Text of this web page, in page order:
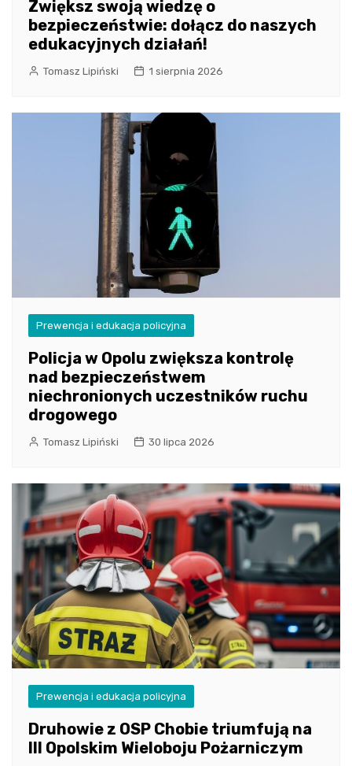
Zwiększ swoją wiedzę o
bezpieczeństwie: dołącz do naszych
edukacyjnych działań!
Tomasz Lipiński 1 sierpnia 2026
Prewencja i edukacja policyjna
Policja w Opolu zwiększa kontrolę
nad bezpieczeństwem
niechronionych uczestników ruchu
drogowego
Tomasz Lipiński 30 lipca 2026
Prewencja i edukacja policyjna
Druhowie z OSP Chobie triumfują na
III Opolskim Wieloboju Pożarniczym